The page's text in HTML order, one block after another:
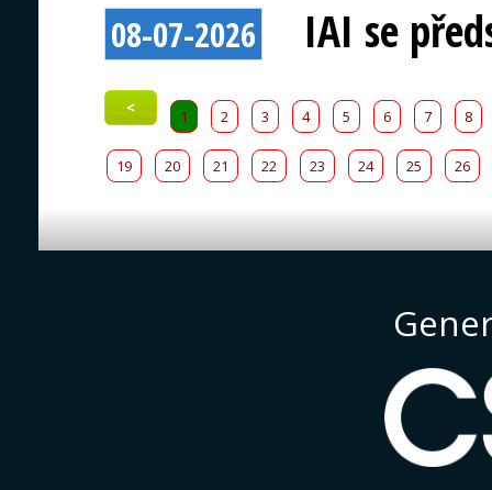
08-07-2026 IAI se
< 1 2 3 4 5 6 7 8
19 20 21 22 23 24 25 26